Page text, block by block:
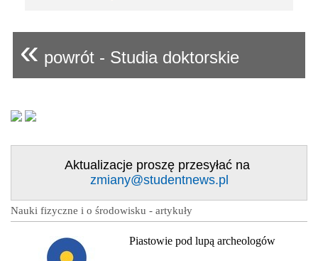
« powrót - Studia doktorskie
Aktualizacje proszę przesyłać na
zmiany@studentnews.pl
Nauki fizyczne i o środowisku - artykuły
Piastowie pod lupą archeologów